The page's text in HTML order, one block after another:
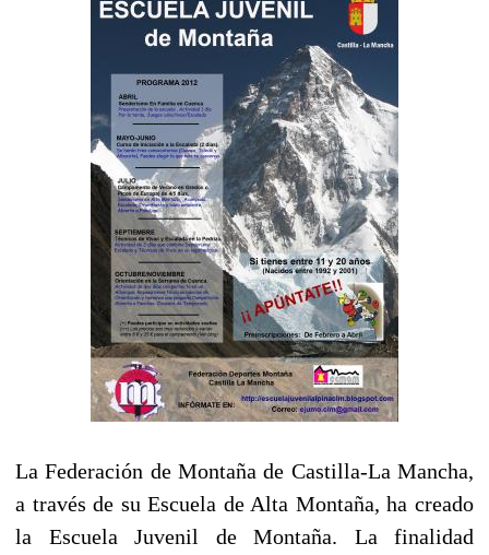
La Federación de Montaña de Castilla-La Mancha,
a través de su Escuela de Alta Montaña, ha creado
la Escuela Juvenil de Montaña. La finalidad